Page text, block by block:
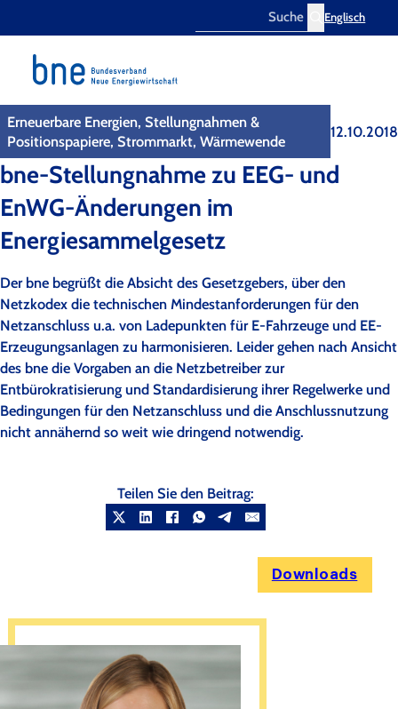
Englisch
Erneuerbare Energien, Stellungnahmen &
Positionspapiere, Strommarkt, Wärmewende
12.10.2018
bne-Stellungnahme zu EEG- und
EnWG-Änderungen im
Energiesammelgesetz
Der bne begrüßt die Absicht des Gesetzgebers, über den
Netzkodex die technischen Mindestanforderungen für den
Netzanschluss u.a. von Ladepunkten für E-Fahrzeuge und EE-
Erzeugungsanlagen zu harmonisieren. Leider gehen nach Ansicht
des bne die Vorgaben an die Netzbetreiber zur
Entbürokratisierung und Standardisierung ihrer Regelwerke und
Bedingungen für den Netzanschluss und die Anschlussnutzung
nicht annähernd so weit wie dringend notwendig.
Teilen Sie den Beitrag:
Downloads